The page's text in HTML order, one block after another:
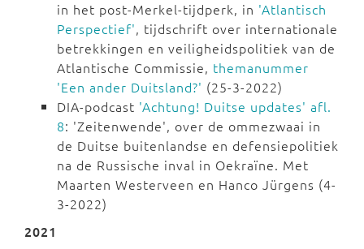
in het post-Merkel-tijdperk, in 'Atlantisch
Perspectief', tijdschrift over internationale
betrekkingen en veiligheidspolitiek van de
Atlantische Commissie, themanummer
'Een ander Duitsland?' (25-3-2022)
DIA-podcast 'Achtung! Duitse updates' afl.
8: 'Zeitenwende', over de ommezwaai in
de Duitse buitenlandse en defensiepolitiek
na de Russische inval in Oekraïne. Met
Maarten Westerveen en Hanco Jürgens (4-
3-2022)
2021